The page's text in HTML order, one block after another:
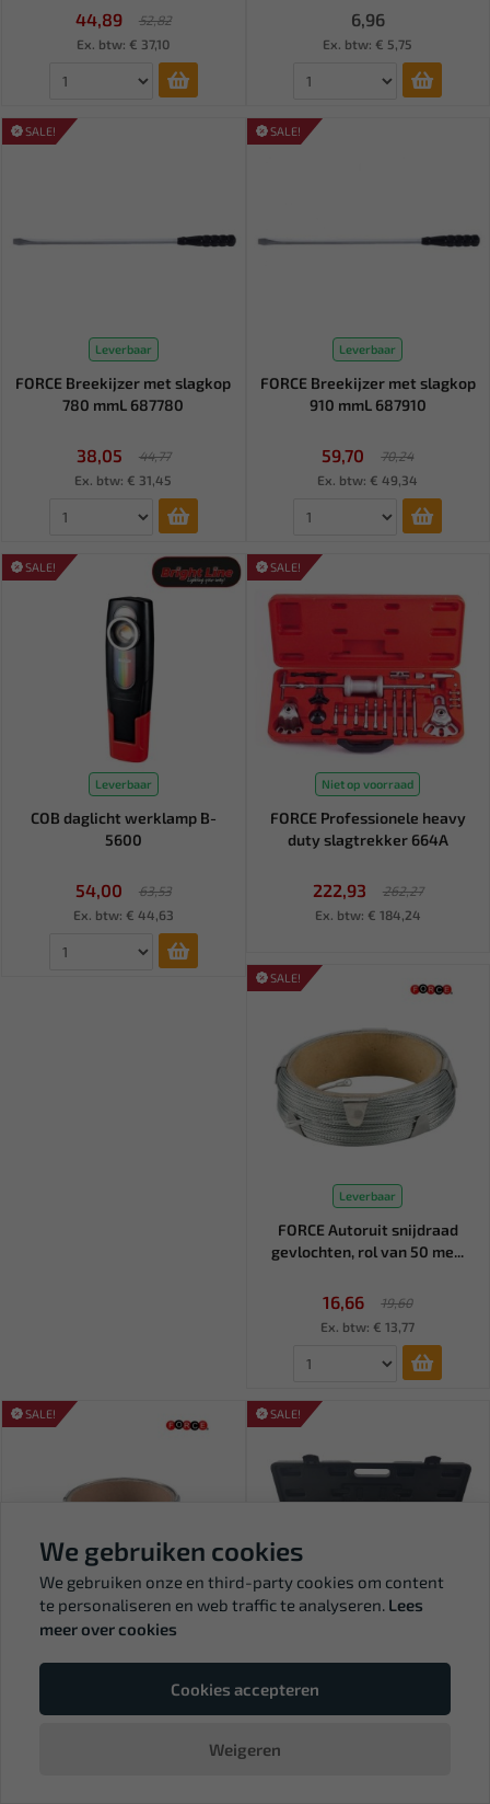
44,89
52,82
Ex. btw: € 37,10
6,96
Ex. btw: € 5,75
SALE!
Leverbaar
FORCE Breekijzer met slagkop
780 mmL 687780
38,05
44,77
Ex. btw: € 31,45
SALE!
Leverbaar
FORCE Breekijzer met slagkop
910 mmL 687910
59,70
70,24
Ex. btw: € 49,34
SALE!
Leverbaar
COB daglicht werklamp B-
5600
54,00
63,53
Ex. btw: € 44,63
SALE!
Niet op voorraad
FORCE Professionele heavy
duty slagtrekker 664A
222,93
262,27
Ex. btw: € 184,24
SALE!
Leverbaar
FORCE Autoruit snijdraad
gevlochten, rol van 50 me...
16,66
19,60
Ex. btw: € 13,77
SALE!
uitverkocht
FORCE Autoruit snijdraad
vierkant, rol van 50 mete...
SALE!
WEBER TOOLS Slagtrekker 4
KG. 9-delig WT-665B
We gebruiken cookies
We gebruiken onze en third-party cookies om content
te personaliseren en web traffic te analyseren. Lees
meer over cookies
Cookies accepteren
Weigeren